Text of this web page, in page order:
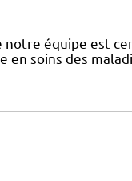
notre équipe est
en soins des